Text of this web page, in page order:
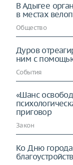
В Адыгее
в местах
Общество
Дуров
ним с
События
«Шанс
приговор
Закон
Ко Дню